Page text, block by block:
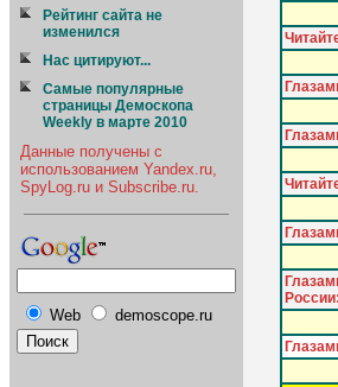
Рейтинг сайта не
изменился
Нас цитируют...
Самые популярные
страницы Демоскопа
Weekly в марте 2010
Данные получены с
использованием Yandex.ru,
SpyLog.ru и Subscribe.ru.
Web demoscope.ru